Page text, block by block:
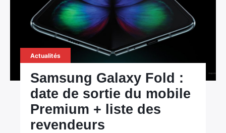
Actualités
Samsung Galaxy Fold :
date de sortie du mobile
Premium + liste des
revendeurs